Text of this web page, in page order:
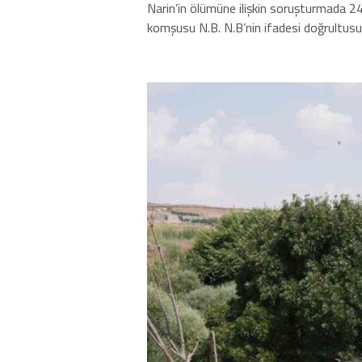
Narin’in ölümüne ilişkin soruşturmada
komşusu N.B. N.B’nin ifadesi